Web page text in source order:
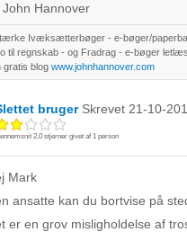
John Hannover
Ivæksætterbøger - e-bøger/
til regnskab - og Fradrag - e-bøger
gratis blog www.johnhannover.com
bruger Skrevet 21-10-
2,0stjerner givet af 1person
Mark
ansatte kan du bortvise på
er en grov misligholdelse af